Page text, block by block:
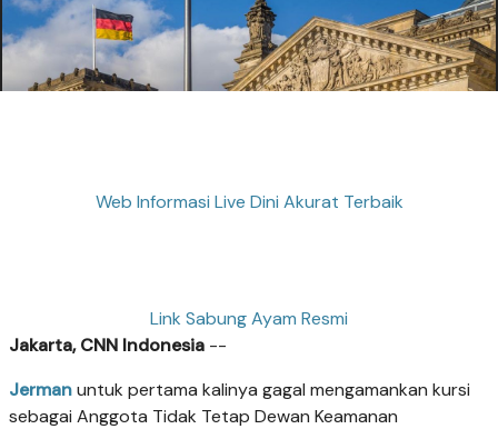
Web Informasi Live Dini Akurat Terbaik
Link Sabung Ayam Resmi
Jakarta, CNN Indonesia --
Jermanuntuk pertama kalinya gagal mengamankan kursi
sebagai Anggota Tidak Tetap Dewan Keamanan